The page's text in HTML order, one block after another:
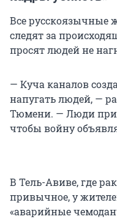
Все русскоязычные
следят за
просят людей не
— Куча каналов
напугать людей, —
Тюмени. — Люди
чтобы войну
В Тель-Авиве, где
привычное, у
«аварийные